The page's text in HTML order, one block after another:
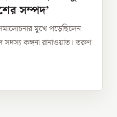
সম্পদ’
মুখে পড়েছিলেন
সদস্য কঙ্গনা রানাওয়াত। তরুণ